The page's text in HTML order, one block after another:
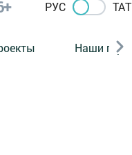
РУС ТАТ
Наши герои